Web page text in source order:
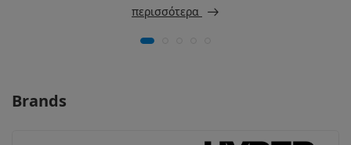
περισσότερα
Brands